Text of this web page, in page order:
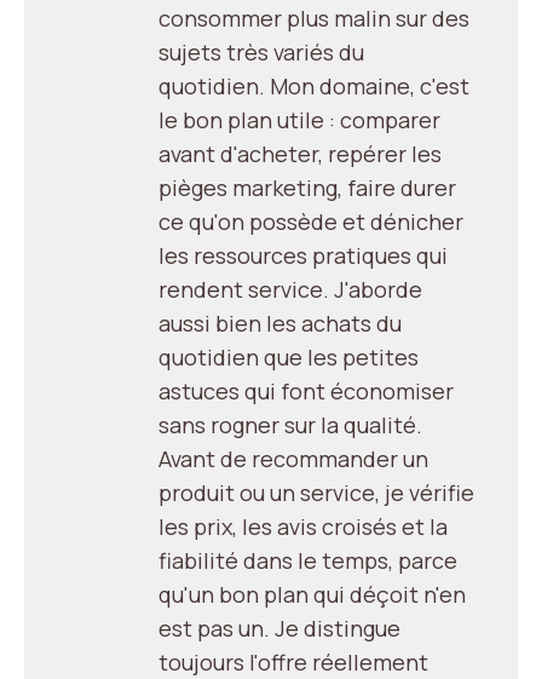
consommer plus malin sur des
sujets très variés du
quotidien. Mon domaine, c'est
le bon plan utile : comparer
avant d'acheter, repérer les
pièges marketing, faire durer
ce qu'on possède et dénicher
les ressources pratiques qui
rendent service. J'aborde
aussi bien les achats du
quotidien que les petites
astuces qui font économiser
sans rogner sur la qualité.
Avant de recommander un
produit ou un service, je vérifie
les prix, les avis croisés et la
fiabilité dans le temps, parce
qu'un bon plan qui déçoit n'en
est pas un. Je distingue
toujours l'offre réellement